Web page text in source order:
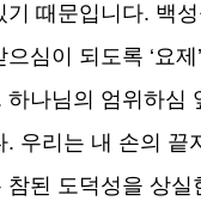
기 때문입니다. 백
으심이 되도록 ‘요제 ’
하나님의 엄위하심
. 우리는 내 손의 끝
된 도덕성을 상